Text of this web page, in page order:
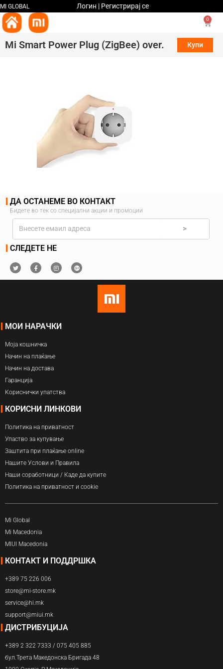
MI GLOBAL Логин | Регистрирај се
0
Mi Smart Power Plug (ZigBee) over. Купи
ДА ОСТАНЕМЕ ВО КОНТАКТ
Бидете во тек со специјални акции и промоции
>
СЛЕДЕТЕ НЕ
МОИ НАРАЧКИ
Моја кошничка
Начин на плаќање
Начин на достава
Гаранција
Кориснички упатства
КОРИСНИ ЛИНКОВИ
Политика на приватност
Упаство за купување
Заштита при плаќање online
Нашите Услови и Правила
Наши соработници / Каде да купите
Политика на приватност и cookie
Mi Global
Mi Macedonia
MIUI Macedonia
КОНТАКТ И ПОДДРШКА
+389 75 226 006
store@mi-store.mk
service@hi.mk
support@miui.mk
ДИСТРИБУЦИЈА
+389 2 322 7333 / 075 405 885
бул.Трета Македонска Бригада 48